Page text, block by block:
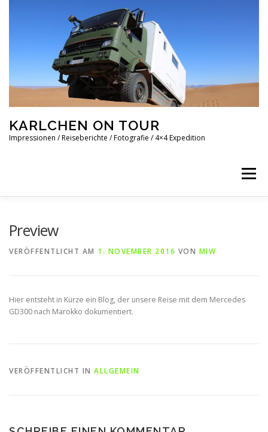
KARLCHEN ON TOUR
Impressionen / Reiseberichte / Fotografie / 4×4 Expedition
Menü
Preview
VERÖFFENTLICHT AM 1. NOVEMBER 2016 VON MIW
Hier entsteht in Kürze ein Blog, der unsere Reise mit dem Mercedes
GD300 nach Marokko dokumentiert.
VERÖFFENTLICHT IN ALLGEMEIN